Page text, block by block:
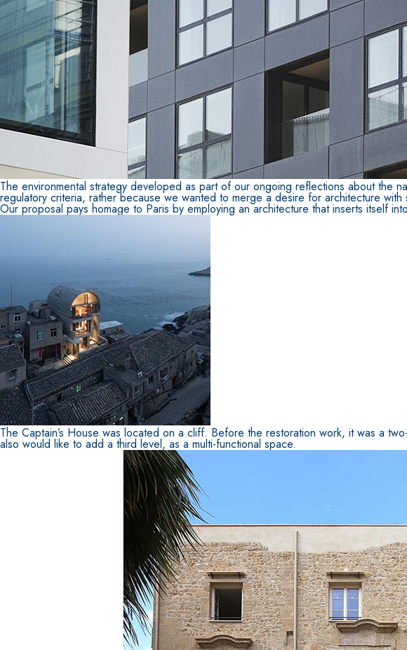
The environmental strategy developed as part of our ongoing reflections about the
regulatory criteria, rather because we wanted to merge a desire for architecture
Our proposal pays homage to Paris by employing an architecture that inserts itself
The Captain’s House was located on a cliff. Before the restoration work, it was a
also would like to add a third level, as a multi-functional space.
Sistema POSA PAVIMENTI E RIVESTIMENTI AQUAZIP – IMPERMEABILIZZANTI
AQUAZIP ONE PRO
Guaina impermeabilizzante elastica monocomponente polimero
cementizia
Sistema INTONACATURA E COSTRUZIONE PRODOTTI A BASE CALCE AEREA
Intonaco di fondo bianco fibrorinforzato a base di calce aerea,
interni ed esterni